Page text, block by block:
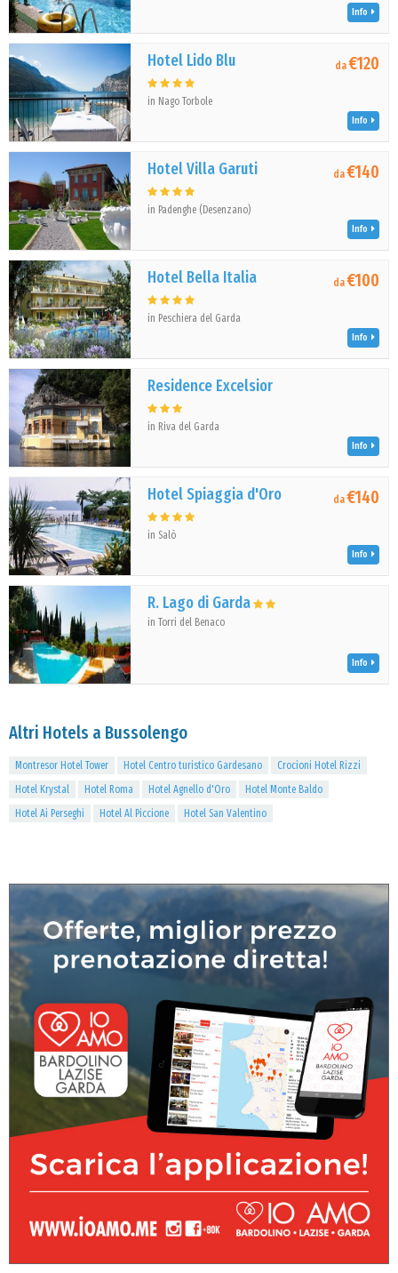
Info
Hotel Lido Blu
in Nago Torbole
da€120
Info
Hotel Villa Garuti
in Padenghe (Desenzano)
da€140
Info
Hotel Bella Italia
in Peschiera del Garda
da€100
Info
Residence Excelsior
in Riva del Garda
Info
Hotel Spiaggia d'Oro
in Salò
da€140
Info
R. Lago di Garda
in Torri del Benaco
Info
Altri Hotels a Bussolengo
Montresor Hotel Tower Hotel Centro turistico Gardesano
Crocioni Hotel Rizzi
Hotel Krystal
Hotel Roma Hotel Agnello d'Oro
Hotel Monte Baldo
Hotel Ai Perseghi
Hotel Al Piccione Hotel San Valentino